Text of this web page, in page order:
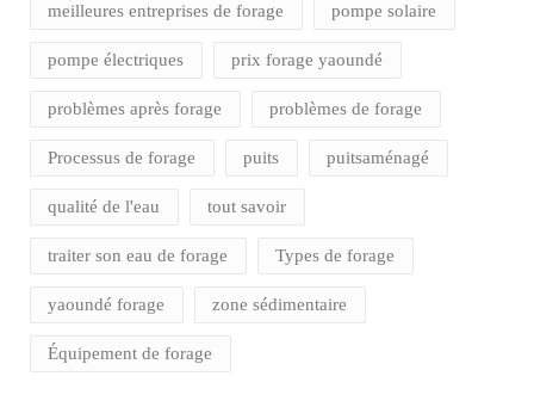
meilleures entreprises de forage pompe solaire
pompe électriques prix forage yaoundé
problèmes après forage problèmes de forage
Processus de forage puits puitsaménagé
qualité de l'eau tout savoir
traiter son eau de forage Types de forage
yaoundé forage zone sédimentaire
Équipement de forage